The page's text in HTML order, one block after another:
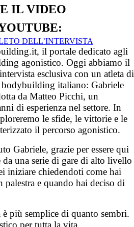
IL VIDEO
DELL’INTERVISTA
il portale dedicato agli
agonistico. Oggi abbiamo il
esclusiva con un atleta di
bodybuilding italiano: Gabriele
da Matteo Picchi, un
di esperienza nel settore. In
le sfide, le vittorie e le
il percorso agonistico.
Gabriele, grazie per essere qui
una serie di gare di alto livello
iniziare chiedendoti come hai
e quando hai deciso di
è più semplice di quanto sembri.
per tutta la vita,